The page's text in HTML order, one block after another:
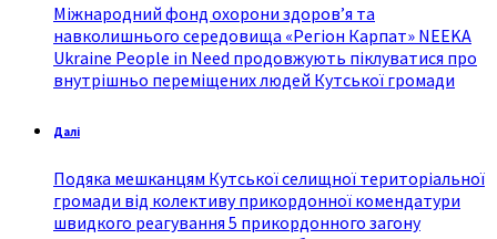
Міжнародний фонд охорони здоров’я та
навколишнього середовища «Регіон Карпат» NEEKA
Ukraine People in Need продовжують піклуватися про
внутрішньо переміщених людей Кутської громади
Далі
Подяка мешканцям Кутської селищної територіальної
громади від колективу прикордонної комендатури
швидкого реагування 5 прикордонного загону